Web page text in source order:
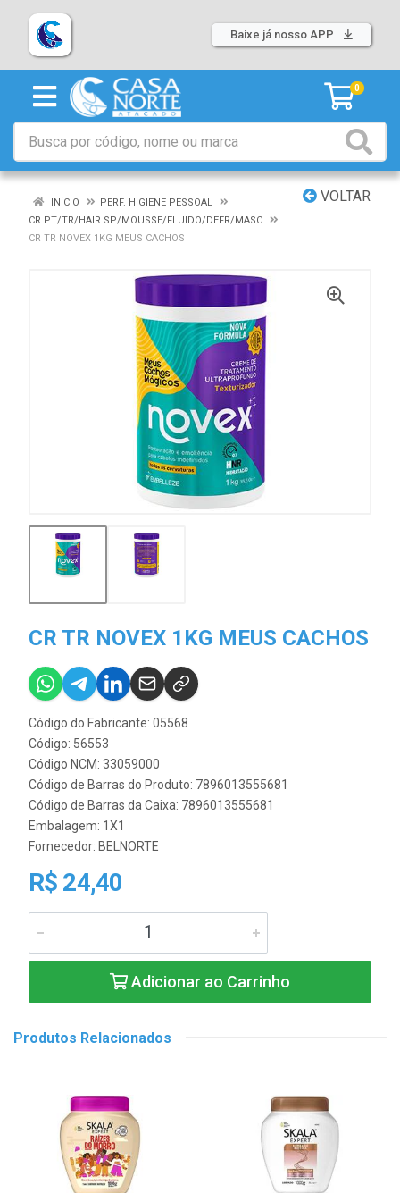
Baixe já nosso APP
0
VOLTAR
INÍCIO
PERF. HIGIENE PESSOAL
CR PT/TR/HAIR SP/MOUSSE/FLUIDO/DEFR/MASC
CR TR NOVEX 1KG MEUS CACHOS
CR TR NOVEX 1KG MEUS CACHOS
Código do Fabricante: 05568
Código: 56553
Código NCM: 33059000
Código de Barras do Produto: 7896013555681
Código de Barras da Caixa: 7896013555681
Embalagem: 1X1
Fornecedor: BELNORTE
R$ 24,40
Adicionar ao Carrinho
Produtos Relacionados